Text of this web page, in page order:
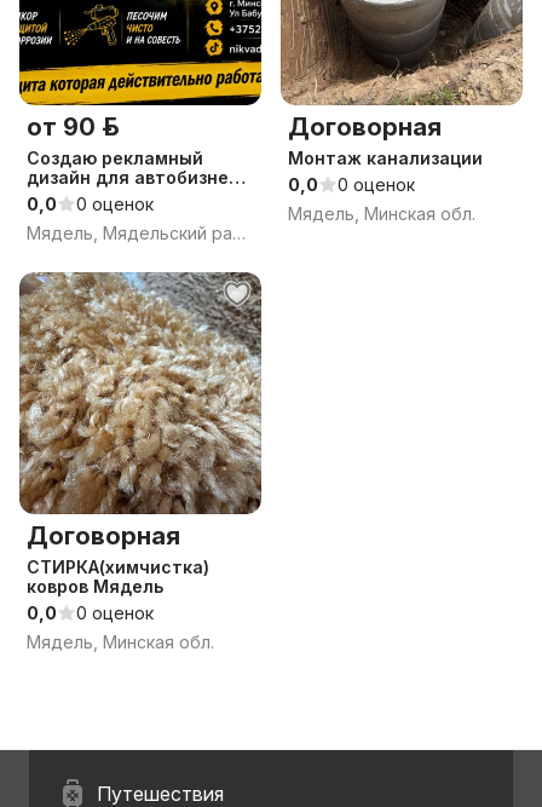
от 90 р.
Создаю рекламный
дизайн для автобизнеса
и прочее
0,0
0 оценок
Мядель, Мядельский район, Минская область
Договорная
Монтаж канализации
0,0
0 оценок
Мядель, Минская обл.
Договорная
СТИРКА(химчистка)
ковров Мядель
0,0
0 оценок
Мядель, Минская обл.
Путешествия